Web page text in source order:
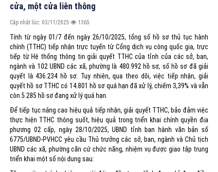
cửa, một cửa liên thông
Cập nhật lúc: 03/11/2025 1365
Tính từ ngày 01/7 đến ngày 26/10/2025, tổng số hồ sơ thủ tục hành
chính (TTHC) tiếp nhận trực tuyến từ Cổng dịch vụ công quốc gia, trực
tiếp từ Hệ thống thông tin giải quyết TTHC của tỉnh của các sở, ban,
ngành và 102 UBND các xã, phường là 480.992 hồ sơ, số hồ sơ đã giải
quyết là 436.234 hồ sơ. Tuy nhiên, qua theo dõi, việc tiếp nhận, giải
quyết hồ sơ TTHC có 14.801 hồ sơ quá hạn đã xử lý, chiếm 3,39% và vẫn
còn 5.285 hồ sơ đang xử lý quá hạn.
Để tiếp tục nâng cao hiệu quả tiếp nhận, giải quyết TTHC, bảo đảm việc
thực hiện TTHC thông suốt, hiệu quả trong triển khai chính quyền địa
phương 02 cấp, ngày 28/10/2025, UBND tỉnh ban hành văn bản số
6775/UBND-PVHCC yêu cầu Thủ trưởng các sở, ban, ngành và Chủ tịch
UBND các xã, phường căn cứ chức năng, nhiệm vụ được giao tập trung
triển khai một số nội dung sau: